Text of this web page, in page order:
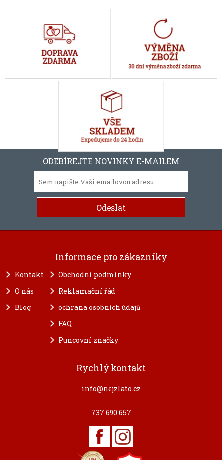
ODEBÍREJTE NOVINKY E-MAILEM
Informace pro zákazníky
Kontakt
O nás
Blog
Obchodní podmínky
Reklamační řád
ochrana osobních údajů
FAQ
Puncovní značky
Rychlý kontakt
info@nejzlato.cz
737 690 657